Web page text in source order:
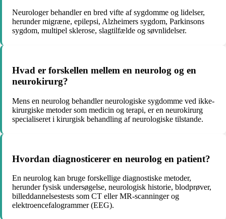
Neurologer behandler en bred vifte af sygdomme og lidelser,
herunder migræne, epilepsi, Alzheimers sygdom, Parkinsons
sygdom, multipel sklerose, slagtilfælde og søvnlidelser.
Hvad er forskellen mellem en neurolog og en
neurokirurg?
Mens en neurolog behandler neurologiske sygdomme ved ikke-
kirurgiske metoder som medicin og terapi, er en neurokirurg
specialiseret i kirurgisk behandling af neurologiske tilstande.
Hvordan diagnosticerer en neurolog en patient?
En neurolog kan bruge forskellige diagnostiske metoder,
herunder fysisk undersøgelse, neurologisk historie, blodprøver,
billeddannelsestests som CT eller MR-scanninger og
elektroencefalogrammer (EEG).